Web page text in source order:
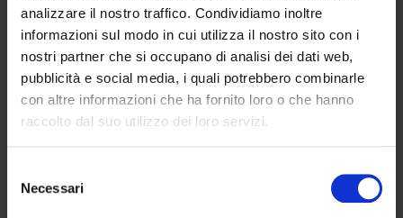
analizzare il nostro traffico. Condividiamo inoltre
informazioni sul modo in cui utilizza il nostro sito con i
nostri partner che si occupano di analisi dei dati web,
pubblicità e social media, i quali potrebbero combinarle
con altre informazioni che ha fornito loro o che hanno
raccolto dal suo utilizzo dei loro servizi.
delNecessari
HCE 006
€10.00
HCE 007
€10.00